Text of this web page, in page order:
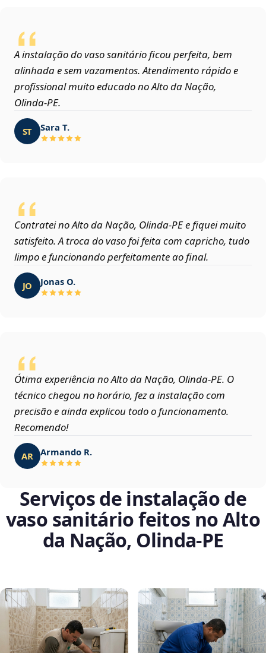
A instalação do vaso sanitário ficou perfeita, bem
alinhada e sem vazamentos. Atendimento rápido e
profissional muito educado no Alto da Nação,
Olinda‑PE.
ST Sara T.
Contratei no Alto da Nação, Olinda‑PE e fiquei muito
satisfeito. A troca do vaso foi feita com capricho, tudo
limpo e funcionando perfeitamente ao final.
JO Jonas O.
Ótima experiência no Alto da Nação, Olinda‑PE. O
técnico chegou no horário, fez a instalação com
precisão e ainda explicou todo o funcionamento.
Recomendo!
AR Armando R.
Serviços de instalação de
vaso sanitário feitos no Alto
da Nação, Olinda‑PE